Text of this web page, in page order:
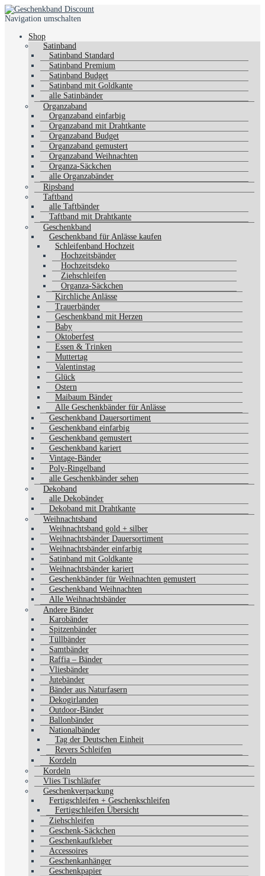
Navigation umschalten
Shop
Satinband
Satinband Standard
Satinband Premium
Satinband Budget
Satinband mit Goldkante
alle Satinbänder
Organzaband
Organzaband einfarbig
Organzaband mit Drahtkante
Organzaband Budget
Organzaband gemustert
Organzaband Weihnachten
Organza-Säckchen
alle Organzabänder
Ripsband
Taftband
alle Taftbänder
Taftband mit Drahtkante
Geschenkband
Geschenkband für Anlässe kaufen
Schleifenband Hochzeit
Hochzeitsbänder
Hochzeitsdeko
Ziehschleifen
Organza-Säckchen
Kirchliche Anlässe
Trauerbänder
Geschenkband mit Herzen
Baby
Oktoberfest
Essen & Trinken
Muttertag
Valentinstag
Glück
Ostern
Maibaum Bänder
Alle Geschenkbänder für Anlässe
Geschenkband Dauersortiment
Geschenkband einfarbig
Geschenkband gemustert
Geschenkband kariert
Vintage-Bänder
Poly-Ringelband
alle Geschenkbänder sehen
Dekoband
alle Dekobänder
Dekoband mit Drahtkante
Weihnachtsband
Weihnachtsband gold + silber
Weihnachtsbänder Dauersortiment
Weihnachtsbänder einfarbig
Satinband mit Goldkante
Weihnachtsbänder kariert
Geschenkbänder für Weihnachten gemustert
Geschenkband Weihnachten
Alle Weihnachtsbänder
Andere Bänder
Karobänder
Spitzenbänder
Tüllbänder
Samtbänder
Raffia – Bänder
Vliesbänder
Jutebänder
Bänder aus Naturfasern
Dekogirlanden
Outdoor-Bänder
Ballonbänder
Nationalbänder
Tag der Deutschen Einheit
Revers Schleifen
Kordeln
Kordeln
Vlies Tischläufer
Geschenkverpackung
Fertigschleifen + Geschenkschleifen
Fertigschleifen Übersicht
Ziehschleifen
Geschenk-Säckchen
Geschenkaufkleber
Accessoires
Geschenkanhänger
Geschenkpapier